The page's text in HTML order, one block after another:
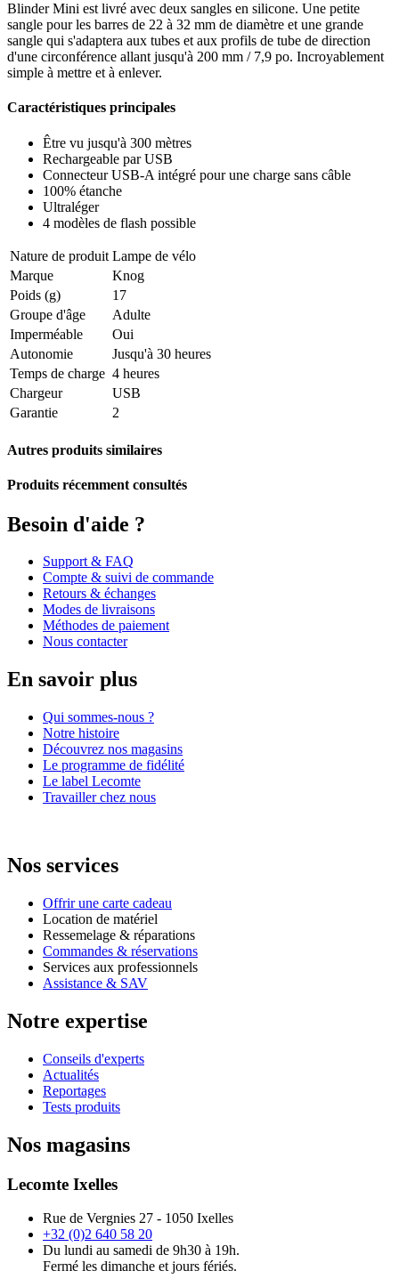
Blinder Mini est livré avec deux sangles en silicone. Une petite
sangle pour les barres de 22 à 32 mm de diamètre et une grande
sangle qui s'adaptera aux tubes et aux profils de tube de direction
d'une circonférence allant jusqu'à 200 mm / 7,9 po. Incroyablement
simple à mettre et à enlever.
Caractéristiques principales
Être vu jusqu'à 300 mètres
Rechargeable par USB
Connecteur USB-A intégré pour une charge sans câble
100% étanche
Ultraléger
4 modèles de flash possible
Nature de produit Lampe de vélo
Marque
Knog
Poids (g)
17
Groupe d'âge
Adulte
Imperméable
Oui
Autonomie
Jusqu'à 30 heures
Temps de charge 4 heures
Chargeur
USB
Garantie
2
Autres produits similaires
Produits récemment consultés
Besoin d'aide ?
Support & FAQ
Compte & suivi de commande
Retours & échanges
Modes de livraisons
Méthodes de paiement
Nous contacter
En savoir plus
Qui sommes-nous ?
Notre histoire
Découvrez nos magasins
Le programme de fidélité
Le label Lecomte
Travailler chez nous
Nos services
Offrir une carte cadeau
Location de matériel
Ressemelage & réparations
Commandes & réservations
Services aux professionnels
Assistance & SAV
Notre expertise
Conseils d'experts
Actualités
Reportages
Tests produits
Nos magasins
Lecomte Ixelles
Rue de Vergnies 27 - 1050 Ixelles
+32 (0)2 640 58 20
Du lundi au samedi de 9h30 à 19h.
Fermé les dimanche et jours fériés.